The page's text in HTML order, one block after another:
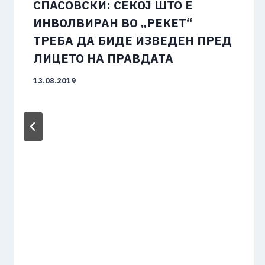
СПАСОВСКИ: СЕКОЈ ШТО Е
ИНВОЛВИРАН ВО „РЕКЕТ“
ТРЕБА ДА БИДЕ ИЗВЕДЕН ПРЕД
ЛИЦЕТО НА ПРАВДАТА
13.08.2019